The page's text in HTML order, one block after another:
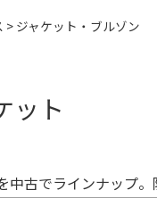
> ジャケット・ブルゾン
ット
中古でラインナップ